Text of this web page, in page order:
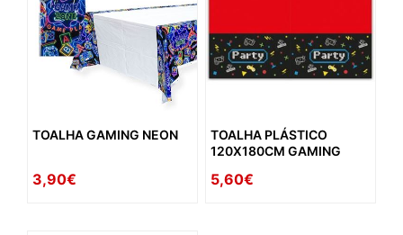
TOALHA GAMING NEON
3,90€
TOALHA PLÁSTICO
120X180CM GAMING
5,60€